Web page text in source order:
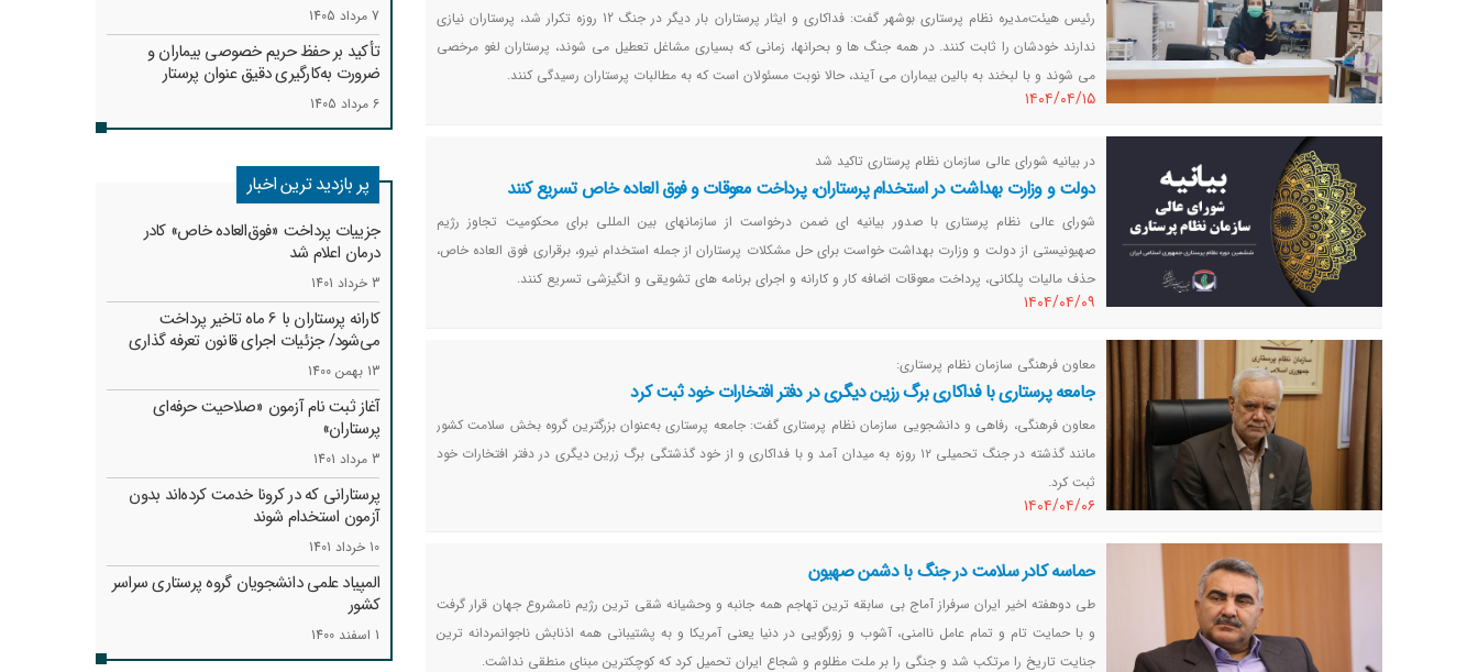
رئیس هیئت‌مدیره نظام پرستاری بوشهر گفت: فداکاری و ایثار پرستاران بار دیگر در جنگ 12 روزه تکرار شد، پرستاران نیازی
ندارند خودشان را ثابت کنند. در همه جنگ ها و بحرانها، زمانی که بسیاری مشاغل تعطیل می شوند، پرستاران لغو مرخصی
می شوند و با لبخند به بالین بیماران می آیند، حالا نوبت مسئولان است که به مطالبات پرستاران رسیدگی کنند.
١٤٠٤/٠٤/١٥
در بیانیه شورای عالی سازمان نظام پرستاری تاکید شد
دولت و وزارت بهداشت در استخدام پرستاران، پرداخت معوقات و فوق العاده خاص تسریع کنند
شورای عالی نظام پرستاری با صدور بیانیه ای ضمن درخواست از سازمانهای بین المللی برای محکومیت تجاوز رژیم
صهیونیستی از دولت و وزارت بهداشت خواست برای حل مشکلات پرستاران از جمله استخدام نیرو، برقراری فوق العاده خاص،
حذف مالیات پلکانی، پرداخت معوقات اضافه کار و کارانه و اجرای برنامه های تشویقی و انگیزشی تسریع کنند.
١٤٠٤/٠٤/٠٩
معاون فرهنگی سازمان نظام پرستاری:
جامعه پرستاری با فداکاری برگ رزین دیگری در دفتر افتخارات خود ثبت کرد
معاون فرهنگی، رفاهی و دانشجویی سازمان نظام پرستاری گفت: جامعه پرستاری به‌عنوان بزرگترین گروه بخش سلامت کشور
مانند گذشته در جنگ تحمیلی ۱۲ روزه به‌ میدان آمد و با فداکاری و از خود گذشتگی برگ زرین دیگری در دفتر افتخارات خود
ثبت کرد.
١٤٠٤/٠٤/٠٦
حماسه کادر سلامت در جنگ با دشمن صهیون
طی دوهفته اخیر ایران سرفراز آماج بی سابقه ترین تهاجم همه جانبه و وحشیانه شقی ترین رژیم نامشروع جهان قرار گرفت
و با حمایت تام و تمام عامل ناامنی، آشوب و زورگویی در دنیا یعنی آمریکا و به پشتیبانی همه اذنابش ناجوانمردانه ترین
جنایت تاریخ را مرتکب شد و جنگی را بر ملت مظلوم و شجاع ایران تحمیل کرد که کوچکترین مبنای منطقی نداشت.
7 مرداد 1405
تأکید بر حفظ حریم خصوصی بیماران و
ضرورت به‌کارگیری دقیق عنوان پرستار
6 مرداد 1405
پر بازدید ترین اخبار
جزییات پرداخت «فوق‌العاده خاص» کادر
درمان اعلام شد
3 خرداد 1401
کارانه‌ پرستاران با 6 ماه تاخیر پرداخت
می‌شود/ جزئیات اجرای قانون تعرفه گذاری
13 بهمن 1400
آغاز ثبت نام آزمون «صلاحیت حرفه‌ای
پرستاران»
3 مرداد 1401
پرستارانی که در کرونا خدمت کرد‌ه‌اند بدون
آزمون استخدام شوند
10 خرداد 1401
المپیاد علمی دانشجویان گروه پرستاری سراسر
کشور
1 اسفند 1400